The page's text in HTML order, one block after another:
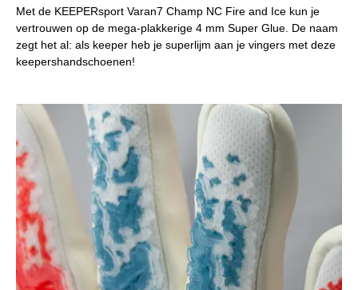
Met de KEEPERsport Varan7 Champ NC Fire and Ice kun je
vertrouwen op de mega-plakkerige 4 mm Super Glue. De naam
zegt het al: als keeper heb je superlijm aan je vingers met deze
keepershandschoenen!